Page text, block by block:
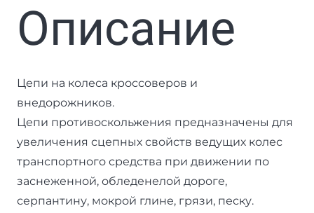
Описание
Цепи на колеса кроссоверов и
внедорожников.
Цепи противоскольжения предназначены для
увеличения сцепных свойств ведущих колес
транспортного средства при движении по
заснеженной, обледенелой дороге,
серпантину, мокрой глине, грязи, песку.